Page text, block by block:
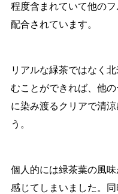
程度含まれていて他の
配合されています。
リアルな緑茶ではなく
むことができれば、他
に染み渡るクリアで清
う。
個人的には緑茶葉の風
感じてしまいました。